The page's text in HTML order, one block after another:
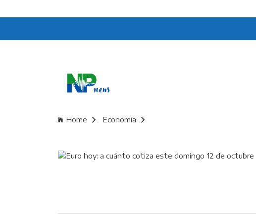
Home Economia